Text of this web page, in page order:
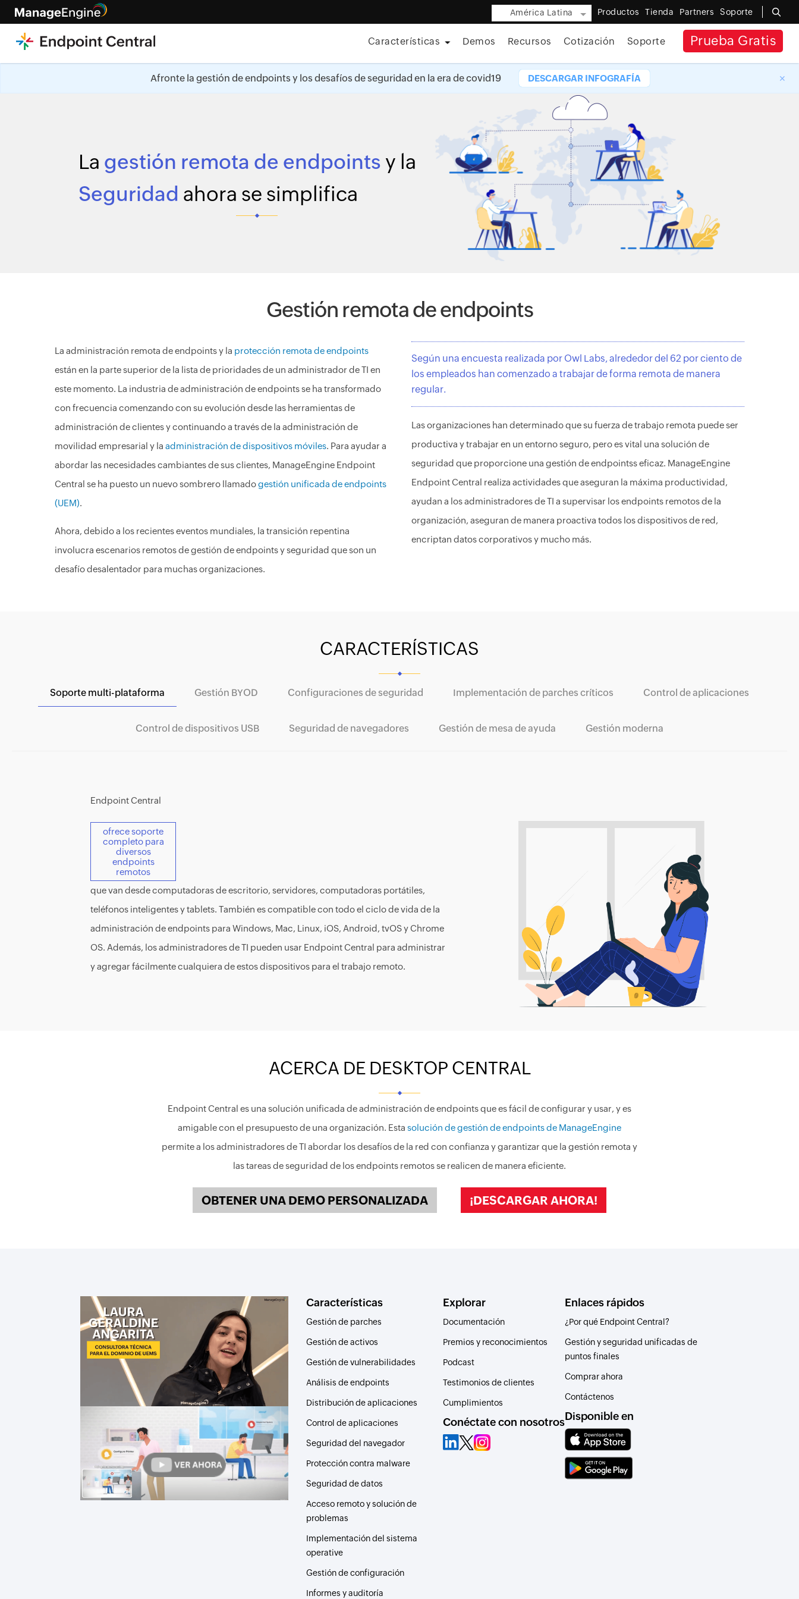
América Latina Productos Tienda Partners Soporte
Prueba Gratis
Características Demos Recursos Cotización Soporte
Afronte la gestión de endpoints y los desafíos de seguridad en la era de covid19 DESCARGAR INFOGRAFÍA ✕
La gestión remota de endpoints y la
Seguridad ahora se simplifica
Gestión remota de endpoints
La administración remota de endpoints y la protección remota de endpoints
están en la parte superior de la lista de prioridades de un administrador de TI en
este momento. La industria de administración de endpoints se ha transformado
con frecuencia comenzando con su evolución desde las herramientas de
administración de clientes y continuando a través de la administración de
movilidad empresarial y la administración de dispositivos móviles. Para ayudar a
abordar las necesidades cambiantes de sus clientes, ManageEngine Endpoint
Central se ha puesto un nuevo sombrero llamadogestión unificada de endpoints
(UEM).
Ahora, debido a los recientes eventos mundiales, la transición repentina
involucra escenarios remotos de gestión de endpoints y seguridad que son un
desafío desalentador para muchas organizaciones.
Según una encuesta realizada por Owl Labs, alrededor del 62 por ciento de
los empleados han comenzado a trabajar de forma remota de manera
regular.
Las organizaciones han determinado que su fuerza de trabajo remota puede ser
productiva y trabajar en un entorno seguro, pero es vital una solución de
seguridad que proporcione una gestión de endpointss eficaz. ManageEngine
Endpoint Central realiza actividades que aseguran la máxima productividad,
ayudan a los administradores de TI a supervisar los endpoints remotos de la
organización, aseguran de manera proactiva todos los dispositivos de red,
encriptan datos corporativos y mucho más.
CARACTERÍSTICAS
Soporte multi-plataforma Gestión BYOD Configuraciones de seguridad Implementación de parches críticos Control de aplicaciones
Control de dispositivos USB Seguridad de navegadores Gestión de mesa de ayuda Gestión moderna
Endpoint Central
ofrece soporte
completo para
diversos
endpoints
remotos
que van desde computadoras de escritorio, servidores, computadoras portátiles,
teléfonos inteligentes y tablets. También es compatible con todo el ciclo de vida de la
administración de endpoints para Windows, Mac, Linux, iOS, Android, tvOS y Chrome
OS. Además, los administradores de TI pueden usar Endpoint Central para administrar
y agregar fácilmente cualquiera de estos dispositivos para el trabajo remoto.
ACERCA DE DESKTOP CENTRAL
Endpoint Central es una solución unificada de administración de endpoints que es fácil de configurar y usar, y es
amigable con el presupuesto de una organización. Esta solución de gestión de endpoints de ManageEngine
permite a los administradores de TI abordar los desafíos de la red con confianza y garantizar que la gestión remota y
las tareas de seguridad de los endpoints remotos se realicen de manera eficiente.
OBTENER UNA DEMO PERSONALIZADA ¡DESCARGAR AHORA!
Características
Gestión de parches
Gestión de activos
Gestión de vulnerabilidades
Análisis de endpoints
Distribución de aplicaciones
Control de aplicaciones
Seguridad del navegador
Protección contra malware
Seguridad de datos
Acceso remoto y solución de
problemas
Implementación del sistema
operative
Gestión de configuración
Informes y auditoría
Explorar
Documentación
Premios y reconocimientos
Podcast
Testimonios de clientes
Cumplimientos
Conéctate con nosotros
Enlaces rápidos
¿Por qué Endpoint Central?
Gestión y seguridad unificadas de
puntos finales
Comprar ahora
Contáctenos
Disponible en